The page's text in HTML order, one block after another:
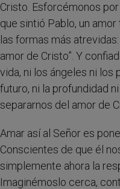
Cristo. Esforcémonos
que sintió Pablo, un
las formas más
amor de Cristo”. Y
vida, ni los ángeles ni los
futuro, ni la profundidad
separarnos del amor de
Amar así al Señor es
Conscientes de que él
simplemente ahora la
Imaginémoslo cerca,